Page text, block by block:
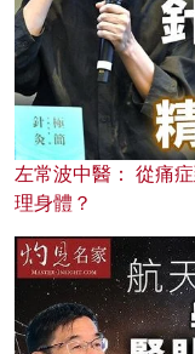
左常波中醫： 從痛
理身體？